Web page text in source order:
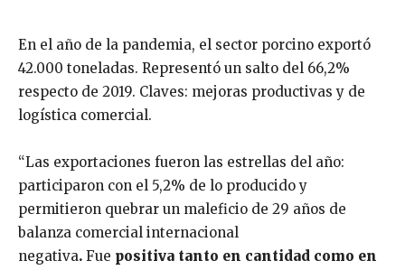
En el año de la pandemia, el sector porcino exportó
42.000 toneladas. Representó un salto del 66,2%
respecto de 2019. Claves: mejoras productivas y de
logística comercial.
“Las exportaciones fueron las estrellas del año:
participaron con el 5,2% de lo producido y
permitieron quebrar un maleficio de 29 años de
balanza comercial internacional
negativa. Fue positiva tanto en cantidad como en